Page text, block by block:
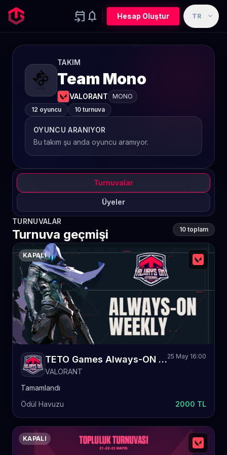
event_upcoming notifications Hesap Oluştur TR expand_more
TAKIM
Team Mono
VALORANT
MONO
12 oyuncu
10 turnuva
OYUNCU ARANIYOR
Bu takım şu anda oyuncu aramıyor.
Turnuvalar
Üyeler
TURNUVALAR
Turnuva geçmişi 10 toplam
KAPALI
TETO Games Always-ON Valorant Weekly 73
VALORANT
25 May 16:00
Tamamlandı
Ödül Havuzu
2000 TL
KAPALI